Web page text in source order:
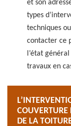
et son
types
techniques
contacter ce
l’état
travaux en
COUVERTURE
DE LA